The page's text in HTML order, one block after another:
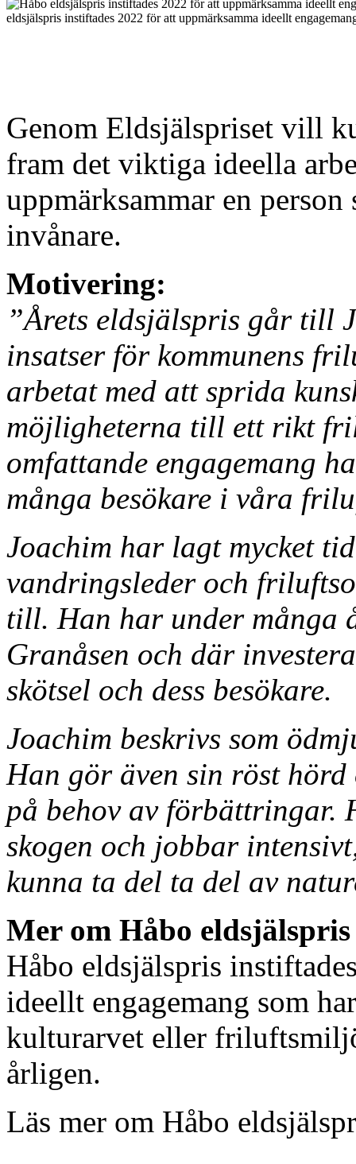
eldsjälspris instiftades 2022 för att uppmärksamma ideellt
Genom Eldsjälspriset vill
fram det viktiga ideella
uppmärksammar en
invånare.
Motivering:
”Årets eldsjälspris går till
insatser för kommunens
arbetat med att sprida
möjligheterna till ett rikt
omfattande engagemang
många besökare i våra
Joachim har lagt mycket
vandringsleder och
till. Han har under många
Granåsen och där
skötsel och dess besökare.
Joachim beskrivs som
Han gör även sin röst hörd
på behov av förbättringar.
skogen och jobbar
kunna ta del ta del av
Mer om Håbo eldsjälspris
Håbo eldsjälspris
ideellt engagemang som
kulturarvet eller
årligen.
Läs mer om Håbo